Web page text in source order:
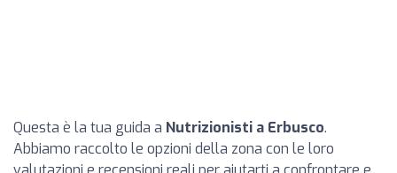
Questa è la tua guida a Nutrizionisti a Erbusco.
Abbiamo raccolto le opzioni della zona con le loro